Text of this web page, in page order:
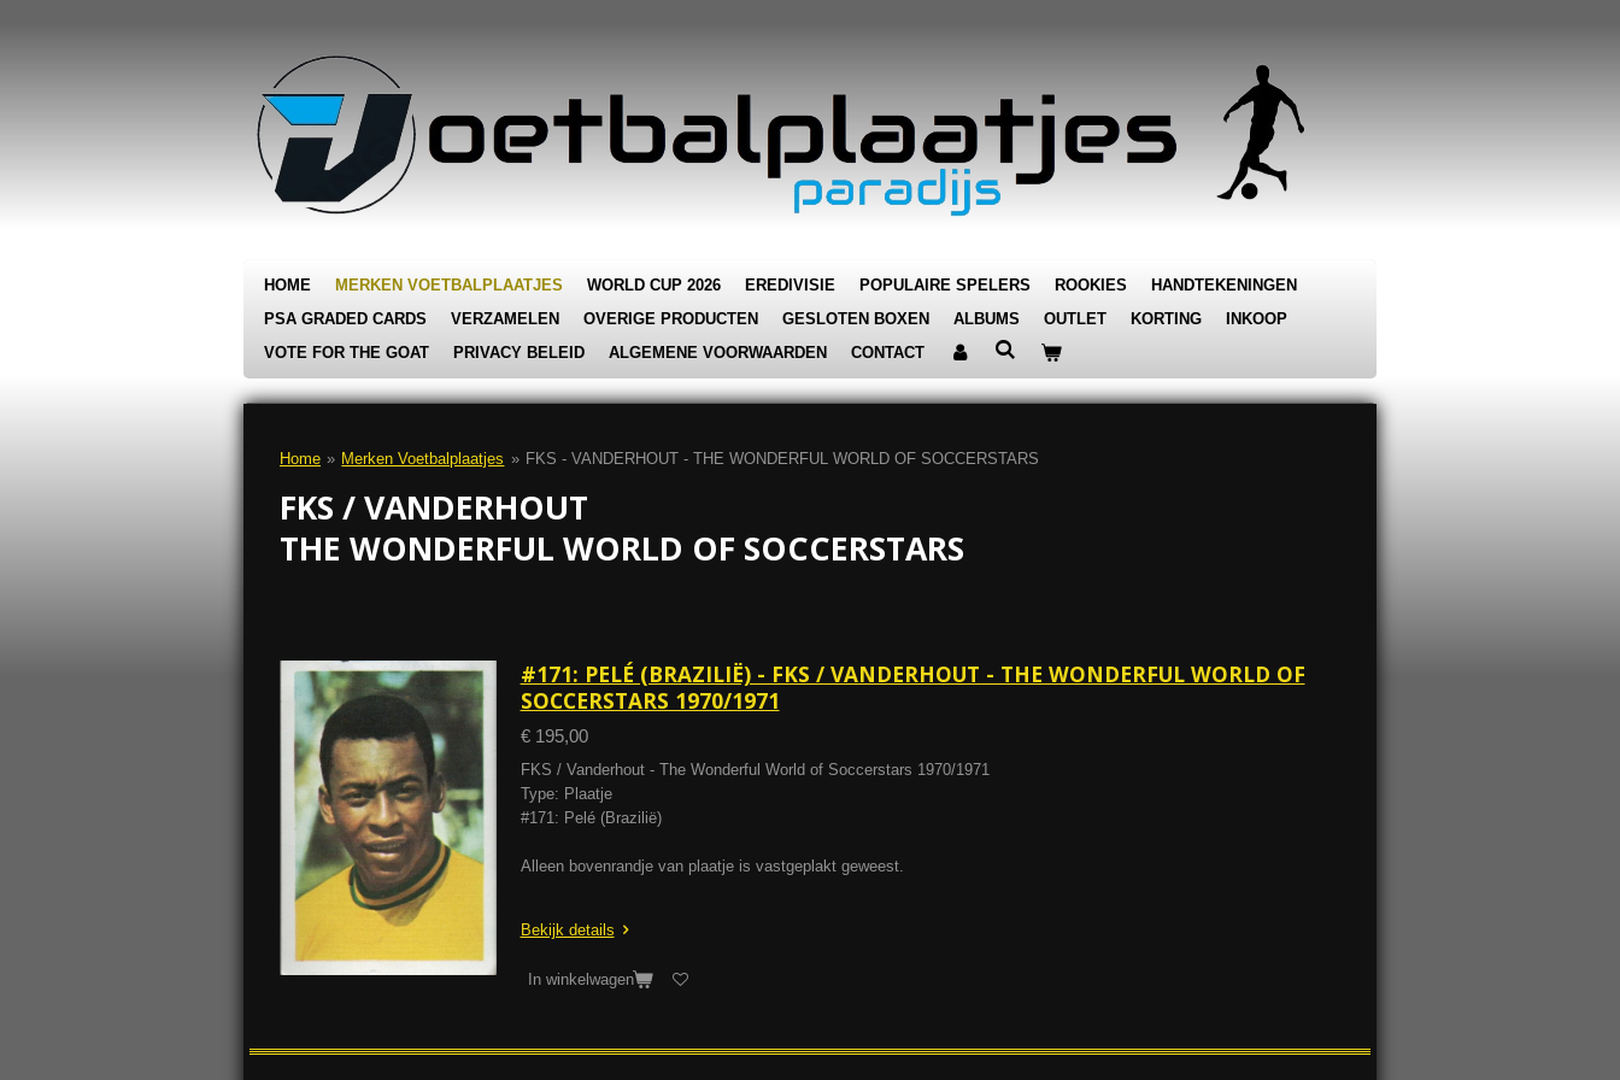
HOME MERKEN VOETBALPLAATJES WORLD CUP 2026 EREDIVISIE POPULAIRE SPELERS ROOKIES
HANDTEKENINGEN
PSA GRADED CARDS
VERZAMELEN OVERIGE PRODUCTEN GESLOTEN BOXEN ALBUMS OUTLET KORTING
INKOOP
VOTE FOR THE GOAT
PRIVACY BELEID ALGEMENE VOORWAARDEN CONTACT
Home » Merken Voetbalplaatjes » FKS - VANDERHOUT - THE WONDERFUL WORLD OF SOCCERSTARS
FKS / VANDERHOUT
THE WONDERFUL WORLD OF SOCCERSTARS
#171: PELÉ (BRAZILIË) - FKS / VANDERHOUT - THE WONDERFUL WORLD OF
SOCCERSTARS 1970/1971
€ 195,00
FKS / Vanderhout - The Wonderful World of Soccerstars 1970/1971
Type: Plaatje
#171: Pelé (Brazilië)
Alleen bovenrandje van plaatje is vastgeplakt geweest.
Bekijk details
In winkelwagen